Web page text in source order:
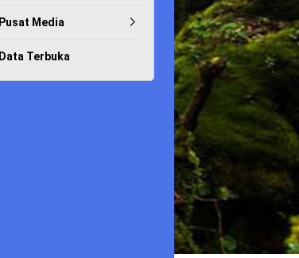
Pusat Media
Data Terbuka